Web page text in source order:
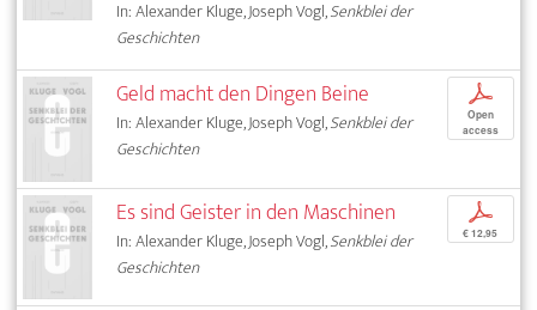
In: Alexander Kluge, Joseph Vogl,Senkblei der
Geschichten
Geld macht den Dingen Beine
In: Alexander Kluge, Joseph Vogl,Senkblei der
Geschichten
p
Open
access
Es sind Geister in den Maschinen
In: Alexander Kluge, Joseph Vogl,Senkblei der
Geschichten
p
€ 12,95